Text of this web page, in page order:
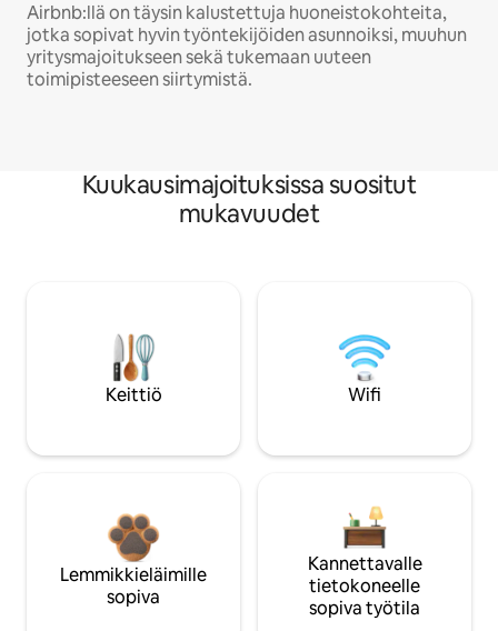
Airbnb:llä on täysin kalustettuja huoneistokohteita,
jotka sopivat hyvin työntekijöiden asunnoiksi, muuhun
yritysmajoitukseen sekä tukemaan uuteen
toimipisteeseen siirtymistä.
Kuukausimajoituksissa suositut
mukavuudet
Keittiö Wifi
Lemmikkieläimille
sopiva
Kannettavalle
tietokoneelle
sopiva työtila